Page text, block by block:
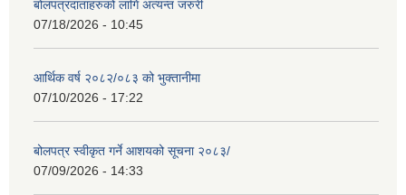
बोलपत्रदाताहरुको लागि अत्यन्त जरुरी
07/18/2026 - 10:45
आर्थिक वर्ष २०८२/०८३ को भुक्तानीमा
07/10/2026 - 17:22
बोलपत्र स्वीकृत गर्ने आशयको सूचना २०८३/
07/09/2026 - 14:33